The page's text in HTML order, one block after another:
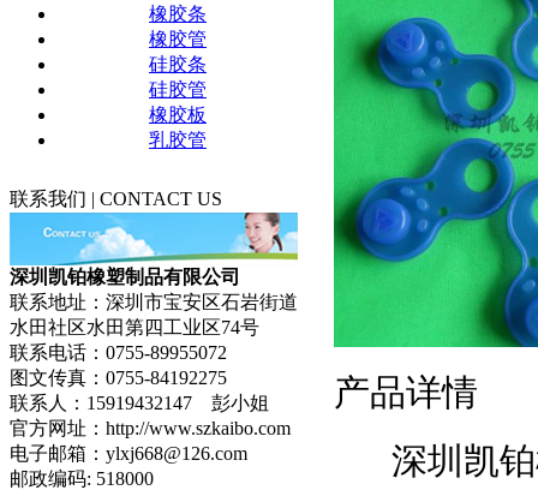
橡胶条
橡胶管
硅胶条
硅胶管
橡胶板
乳胶管
联系我们 | CONTACT US
深圳凯铂橡塑制品有限公司
联系地址：深圳市宝安区石岩街道
水田社区水田第四工业区74号
联系电话：0755-89955072
图文传真：0755-84192275
联系人：15919432147 彭小姐
官方网址：http://www.szkaibo.com
电子邮箱：ylxj668@126.com
邮政编码: 518000
产品详情
深圳凯铂